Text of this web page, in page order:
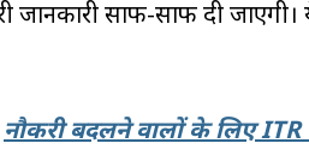
जानकारी साफ-साफ दी
नौकरी बदलने वालों के लिए